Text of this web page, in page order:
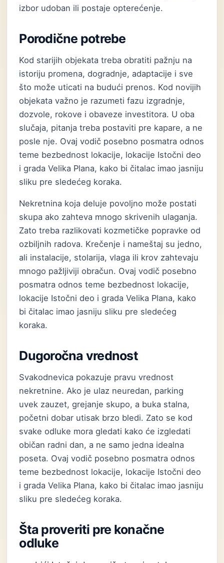
izbor udoban ili postaje opterećenje.
Porodične potrebe
Kod starijih objekata treba obratiti pažnju na
istoriju promena, dogradnje, adaptacije i sve
što može uticati na budući prenos. Kod novijih
objekata važno je razumeti fazu izgradnje,
dozvole, rokove i obaveze investitora. U oba
slučaja, pitanja treba postaviti pre kapare, a ne
posle nje. Ovaj vodič posebno posmatra odnos
teme bezbednost lokacije, lokacije Istočni deo
i grada Velika Plana, kako bi čitalac imao jasniju
sliku pre sledećeg koraka.
Nekretnina koja deluje povoljno može postati
skupa ako zahteva mnogo skrivenih ulaganja.
Zato treba razlikovati kozmetičke popravke od
ozbiljnih radova. Krečenje i nameštaj su jedno,
ali instalacije, stolarija, vlaga ili krov zahtevaju
mnogo pažljiviji obračun. Ovaj vodič posebno
posmatra odnos teme bezbednost lokacije,
lokacije Istočni deo i grada Velika Plana, kako
bi čitalac imao jasniju sliku pre sledećeg
koraka.
Dugoročna vrednost
Svakodnevica pokazuje pravu vrednost
nekretnine. Ako je ulaz neuredan, parking
uvek zauzet, grejanje skupo, a buka stalna,
početni dobar utisak brzo bledi. Zato se kod
svake odluke mora gledati kako će izgledati
običan radni dan, a ne samo jedna idealna
poseta. Ovaj vodič posebno posmatra odnos
teme bezbednost lokacije, lokacije Istočni deo
i grada Velika Plana, kako bi čitalac imao jasniju
sliku pre sledećeg koraka.
Šta proveriti pre konačne
odluke